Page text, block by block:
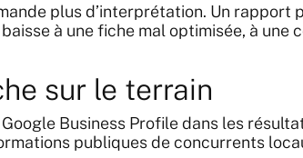
plus d’interprétation. Un
à une fiche mal optimisée, à une
sur le terrain
Business Profile dans les
publiques de concurrents